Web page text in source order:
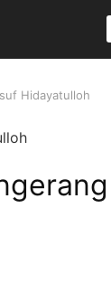
Hidayatulloh